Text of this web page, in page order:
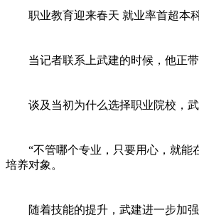
职业教育迎来春天 就业率首超本
当记者联系上武建的时候，他正带
谈及当初为什么选择职业院校，武
“不管哪个专业，只要用心，就能在
培养对象。
随着技能的提升，武建进一步加强